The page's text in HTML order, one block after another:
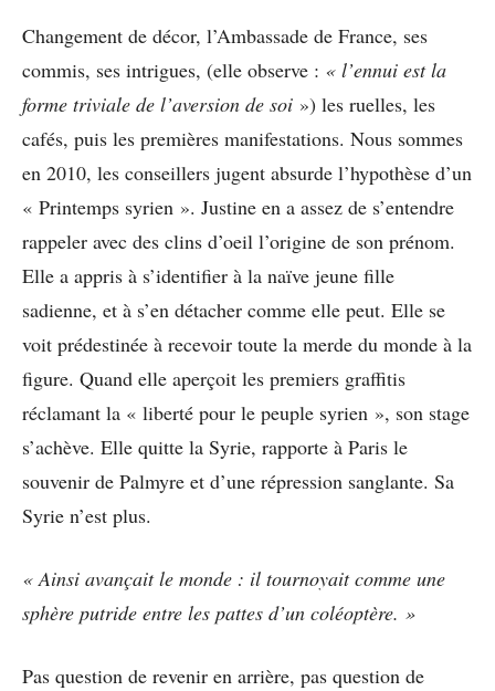
Changement de décor, l’Ambassade de France, ses
commis, ses intrigues, (elle observe : « l’ennui est la
forme triviale de l’aversion de soi ») les ruelles, les
cafés, puis les premières manifestations. Nous sommes
en 2010, les conseillers jugent absurde l’hypothèse d’un
« Printemps syrien ». Justine en a assez de s’entendre
rappeler avec des clins d’oeil l’origine de son prénom.
Elle a appris à s’identifier à la naïve jeune fille
sadienne, et à s’en détacher comme elle peut. Elle se
voit prédestinée à recevoir toute la merde du monde à la
figure. Quand elle aperçoit les premiers graffitis
réclamant la « liberté pour le peuple syrien », son stage
s’achève. Elle quitte la Syrie, rapporte à Paris le
souvenir de Palmyre et d’une répression sanglante. Sa
Syrie n’est plus.
« Ainsi avançait le monde : il tournoyait comme une
sphère putride entre les pattes d’un coléoptère. »
Pas question de revenir en arrière, pas question de